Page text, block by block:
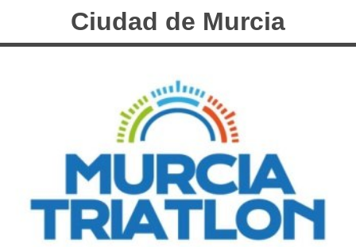
Ciudad de Murcia